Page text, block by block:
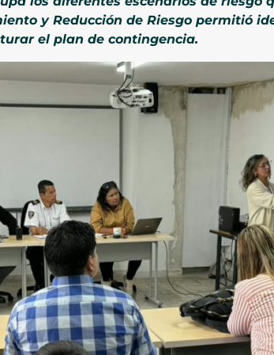
y Reducción de Riesgo permitió
el plan de contingencia.